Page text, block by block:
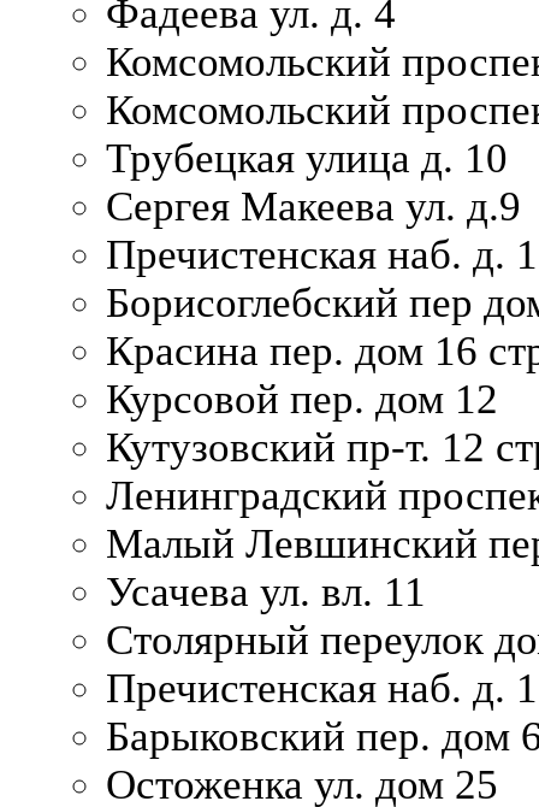
Фадеева ул. д. 4
Комсомольский
Комсомольский
Трубецкая улица д. 10
Сергея Макеева ул. д.9
Пречистенская наб. д.
Борисоглебский пер
Красина пер. дом 16
Курсовой пер. дом 12
Кутузовский пр-т. 12
Ленинградский
Малый Левшинский
Усачева ул. вл. 11
Столярный переулок
Пречистенская наб. д.
Барыковский пер. дом
Остоженка ул. дом 25